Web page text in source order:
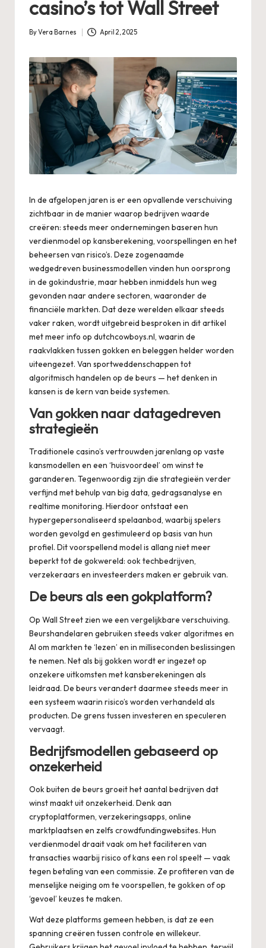
casino’s tot Wall Street
Posted
ByVera Barnes April 2, 2025
In de afgelopen jaren is er een opvallende verschuiving
zichtbaar in de manier waarop bedrijven waarde
creëren: steeds meer ondernemingen baseren hun
verdienmodel op kansberekening, voorspellingen en het
beheersen van risico’s. Deze zogenaamde
wedgedreven businessmodellen vinden hun oorsprong
in de gokindustrie, maar hebben inmiddels hun weg
gevonden naar andere sectoren, waaronder de
financiële markten. Dat deze werelden elkaar steeds
vaker raken, wordt uitgebreid besproken in dit artikel
met meerinfo op dutchcowboys.nl, waarin de
raakvlakken tussen gokken en beleggen helder worden
uiteengezet. Van sportweddenschappen tot
algoritmisch handelen op de beurs — het denken in
kansen is de kern van beide systemen.
Van gokken naar datagedreven
strategieën
Traditionele casino’s vertrouwden jarenlang op vaste
kansmodellen en een ‘huisvoordeel’ om winst te
garanderen. Tegenwoordig zijn die strategieën verder
verfijnd met behulp van big data, gedragsanalyse en
realtime monitoring. Hierdoor ontstaat een
hypergepersonaliseerd spelaanbod, waarbij spelers
worden gevolgd en gestimuleerd op basis van hun
profiel. Dit voorspellend model is allang niet meer
beperkt tot de gokwereld: ook techbedrijven,
verzekeraars en investeerders maken er gebruik van.
De beurs als een gokplatform?
Op Wall Street zien we een vergelijkbare verschuiving.
Beurshandelaren gebruiken steeds vaker algoritmes en
AI om markten te ‘lezen’ en in milliseconden beslissingen
te nemen. Net als bij gokken wordt er ingezet op
onzekere uitkomsten met kansberekeningen als
leidraad. De beurs verandert daarmee steeds meer in
een systeem waarin risico’s worden verhandeld als
producten. De grens tussen investeren en speculeren
vervaagt.
Bedrijfsmodellen gebaseerd op
onzekerheid
Ook buiten de beurs groeit het aantal bedrijven dat
winst maakt uit onzekerheid. Denk aan
cryptoplatformen, verzekeringsapps, online
marktplaatsen en zelfs crowdfundingwebsites. Hun
verdienmodel draait vaak om het faciliteren van
transacties waarbij risico of kans een rol speelt — vaak
tegen betaling van een commissie. Ze profiteren van de
menselijke neiging om te voorspellen, te gokken of op
‘gevoel’ keuzes te maken.
Wat deze platforms gemeen hebben, is dat ze een
spanning creëren tussen controle en willekeur.